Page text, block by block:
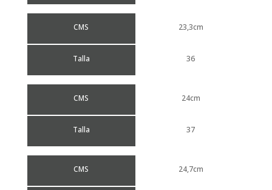
CMS
Talla
23,3cm
36
CMS
Talla
24cm
37
CMS 24,7cm